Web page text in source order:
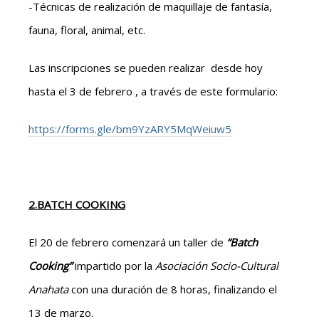
-Técnicas de realización de maquillaje de fantasía,
fauna, floral, animal, etc.
Las inscripciones se pueden realizar desde hoy
hasta el 3 de febrero , a través de este formulario:
https://forms.gle/bm9YzARY5MqWeiuw5
2.BATCH COOKING
El 20 de febrero comenzará un taller de “Batch
Cooking”impartido por la Asociación Socio-Cultural
Anahatacon una duración de 8 horas, finalizando el
13 de marzo.